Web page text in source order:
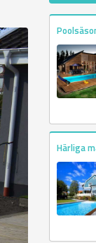
Härliga